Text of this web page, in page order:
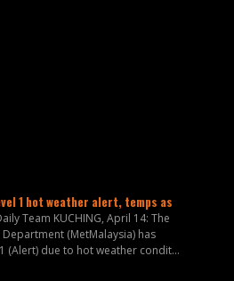
1 hot weather alert, temps as
Team KUCHING, April 14: The
(MetMalaysia) has
(Alert) due to hot weather condit...